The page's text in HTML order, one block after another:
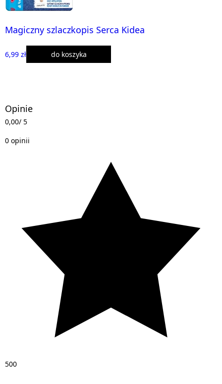
Magiczny szlaczkopis Serca Kidea
6,99 zł do koszyka
Opinie
0,00/ 5
0 opinii
500